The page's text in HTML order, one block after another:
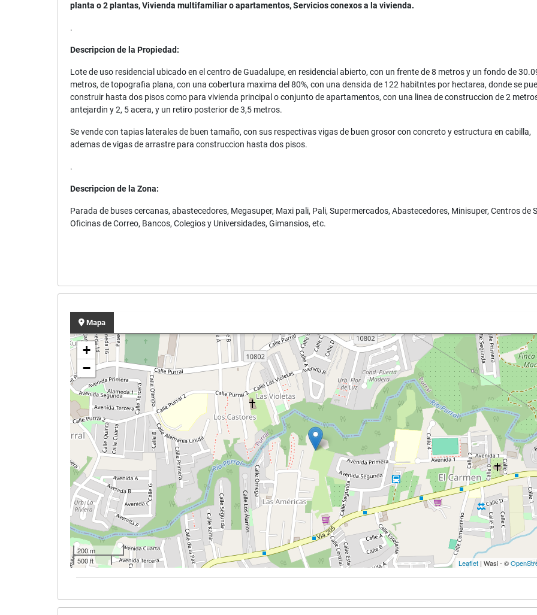
planta o 2 plantas, Vivienda multifamiliar o apartamentos, Servicios conexos a la vivienda.
.
Descripcion de la Propiedad:
Lote de uso residencial ubicado en el centro de Guadalupe, en residencial abierto, con un frente de 8 metros y un fondo de
metros, de topografia plana, con una cobertura maxima del 80%, con una densida de 122 habitntes por hectarea, donde se
construir hasta dos pisos como para vivienda principal o conjunto de apartamentos, con una linea de construccion de 2
antejardin y 2, 5 acera, y un retiro posterior de 3,5 metros.
Se vende con tapias laterales de buen tamaño, con sus respectivas vigas de buen grosor con concreto y estructura en cabilla,
ademas de vigas de arrastre para construccion hasta dos pisos.
.
Descripcion de la Zona:
Parada de buses cercanas, abastecedores, Megasuper, Maxi pali, Pali, Supermercados, Abastecedores, Minisuper, Centros de
Oficinas de Correo, Bancos, Colegios y Universidades, Gimansios, etc.
Mapa
+
−
200 m
500 ft
Leaflet | Wasi - ©